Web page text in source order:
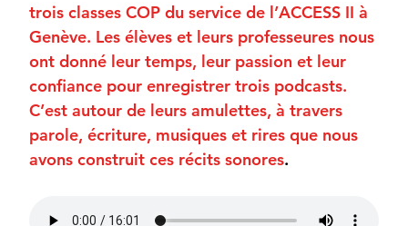
trois classes COP du service de l’ACCESS II à
Genève. Les élèves et leurs professeures nous
ont donné leur temps, leur passion et leur
confiance pour enregistrer trois podcasts.
C’est autour de leurs amulettes, à travers
parole, écriture, musiques et rires que nous
avons construit ces récits sonores.